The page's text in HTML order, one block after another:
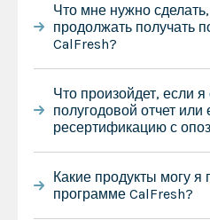
Что мне нужно
продолжать получать
CalFresh?
Что произойдет, если
полугодовой отчет
ресертификацию с
Какие продукты могу я
программе CalFresh?